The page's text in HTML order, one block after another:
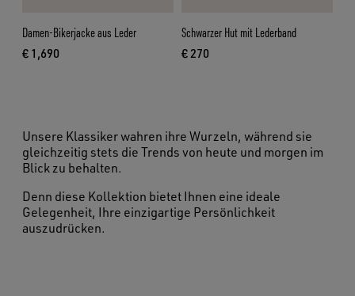
Damen-Bikerjacke aus Leder
€ 1,690
aktueller Preis € 1,690
Schwarzer Hut mit Lederband
€ 270
aktueller Preis € 270
Unsere Klassiker wahren ihre Wurzeln, während sie
gleichzeitig stets die Trends von heute und morgen im
Blick zu behalten.
Denn diese Kollektion bietet Ihnen eine ideale
Gelegenheit, Ihre einzigartige Persönlichkeit
auszudrücken.